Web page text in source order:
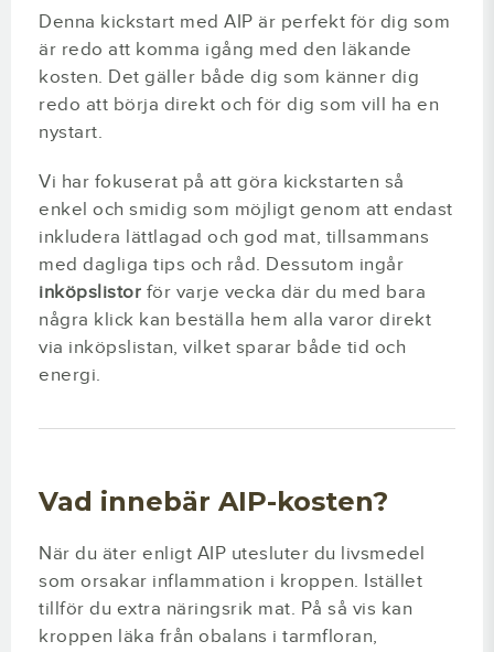
Denna kickstart med AIP är perfekt för dig som
är redo att komma igång med den läkande
kosten. Det gäller både dig som känner dig
redo att börja direkt och för dig som vill ha en
nystart.
Vi har fokuserat på att göra kickstarten så
enkel och smidig som möjligt genom att endast
inkludera lättlagad och god mat, tillsammans
med dagliga tips och råd. Dessutom ingår
inköpslistor för varje vecka där du med bara
några klick kan beställa hem alla varor direkt
via inköpslistan, vilket sparar både tid och
energi.
Vad innebär AIP-kosten?
När du äter enligt AIP utesluter du livsmedel
som orsakar inflammation i kroppen. Istället
tillför du extra näringsrik mat. På så vis kan
kroppen läka från obalans i tarmfloran,